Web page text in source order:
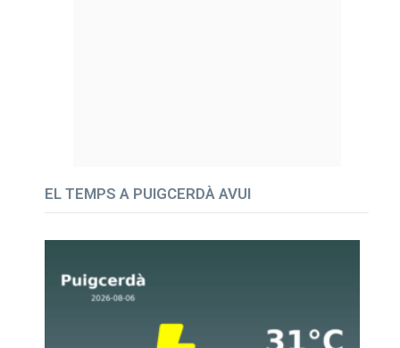
EL TEMPS A PUIGCERDÀ AVUI